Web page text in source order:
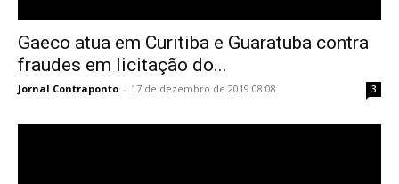
Gaeco atua em Curitiba e Guaratuba contra
fraudes em licitação do...
Jornal Contraponto - 17 de dezembro de 2019 08:08 3